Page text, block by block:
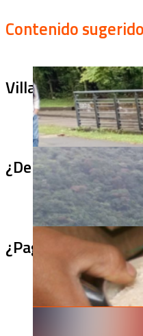
Contenido sugerido
Villa Julia no
¿De qué sirve un
¿Pagaron menos